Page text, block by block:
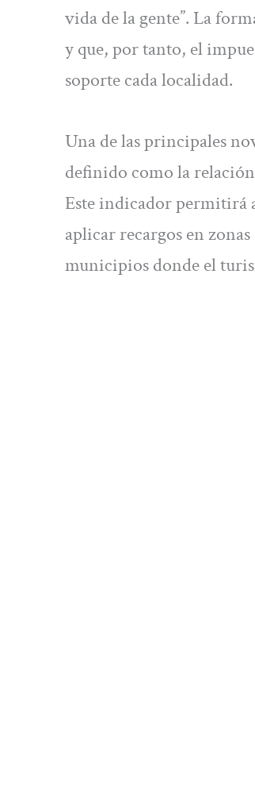
vida de la gente”. La
y que, por tanto, el
soporte cada localidad.
Una de las principales
definido como la
Este indicador permitirá
aplicar recargos en
municipios donde el